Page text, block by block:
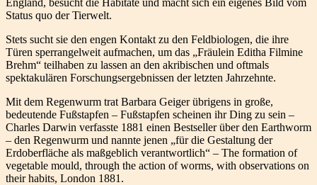
Status quo der Tierwelt.
Stets sucht sie den engen Kontakt zu den Feldbiologen, die ihre
Türen sperrangelweit aufmachen, um das „Fräulein Editha Filmine
Brehm“ teilhaben zu lassen an den akribischen und oftmals
spektakulären Forschungsergebnissen der letzten Jahrzehnte.
Mit dem Regenwurm trat Barbara Geiger übrigens in große,
bedeutende Fußstapfen – Fußstapfen scheinen ihr Ding zu sein –
Charles Darwin verfasste 1881 einen Bestseller über den Earthworm
– den Regenwurm und nannte jenen „für die Gestaltung der
Erdoberfläche als maßgeblich verantwortlich“ – The formation of
vegetable mould, through the action of worms, with observations on
their habits, London 1881.